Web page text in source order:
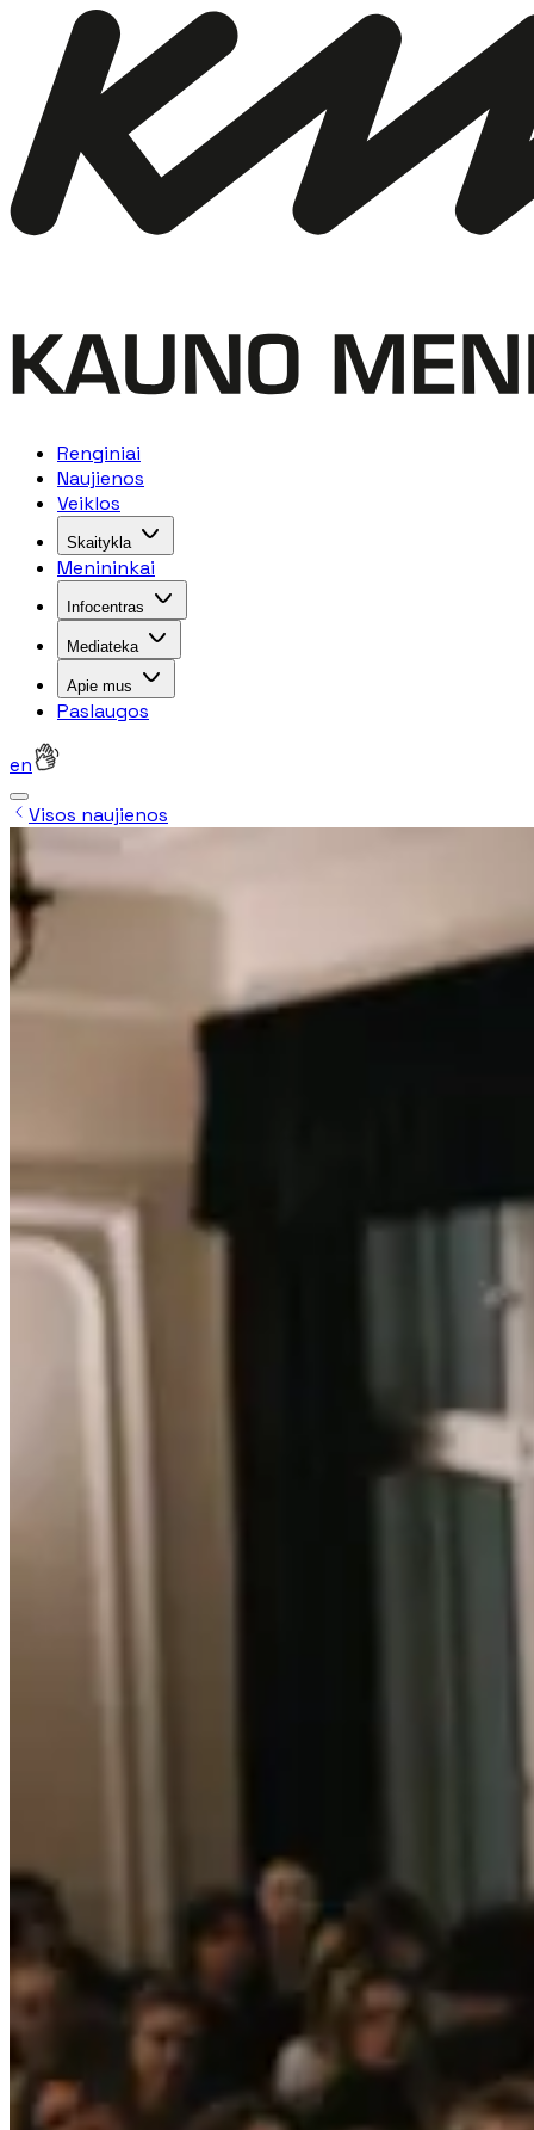
Renginiai
Naujienos
Veiklos
Skaitykla
Menininkai
Infocentras
Mediateka
Apie mus
Paslaugos
en
Visos naujienos